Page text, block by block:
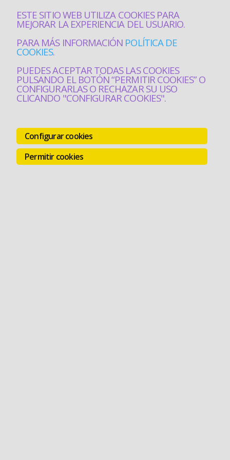
ESTE SITIO WEB UTILIZA COOKIES PARA
MEJORAR LA EXPERIENCIA DEL USUARIO.
PARA MÁS INFORMACIÓN POLÍTICA DE
COOKIES.
PUEDES ACEPTAR TODAS LAS COOKIES
PULSANDO EL BOTÓN “PERMITIR COOKIES” O
CONFIGURARLAS O RECHAZAR SU USO
CLICANDO "CONFIGURAR COOKIES".
Configurar cookies
Permitir cookies